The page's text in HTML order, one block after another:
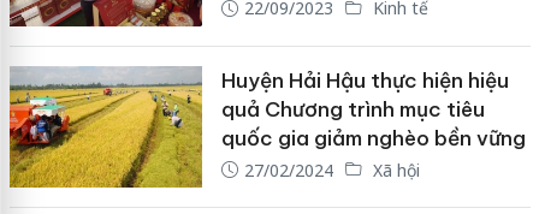
22/09/2023 Kinh tế
Huyện Hải Hậu thực hiện hiệu
quả Chương trình mục tiêu
quốc gia giảm nghèo bền vững
27/02/2024 Xã hội